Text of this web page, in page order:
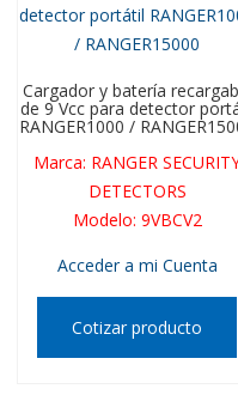
Cargador y batería
de 9 Vcc para detector
RANGER1000 /
Marca: RANGER
DETECTORS
Modelo: 9VBCV2
Acceder a mi Cuenta
Cotizar producto